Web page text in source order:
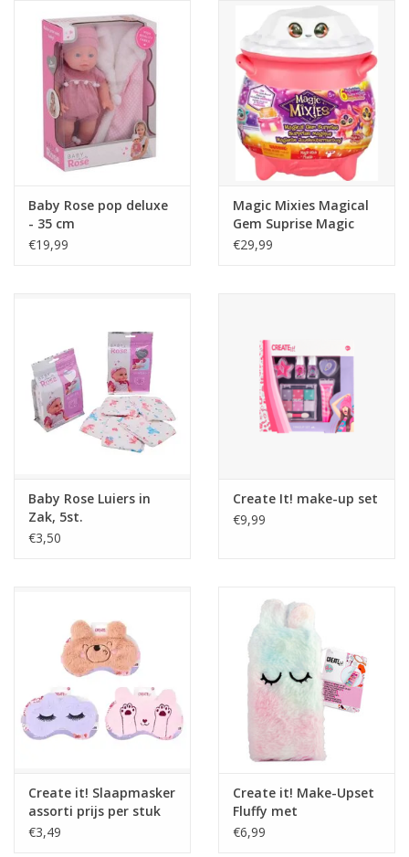
Reizen
Feestartikelen
School
Vitaliteit
KAARTEN
Horloge
Kalenders
Keuken textiele
Weckpotten
Mepal
Baby Rose pop deluxe
- 35 cm
€19,99
Magic Mixies Magical
Gem Suprise Magic
Cauldron Fire - Make
€29,99
Baby Rose Luiers in
Zak, 5st.
€3,50
Create It! make-up set
€9,99
Create it! Slaapmasker
assorti prijs per stuk
€3,49
Create it! Make-Upset
Fluffy met
Magneetsluiting
€6,99